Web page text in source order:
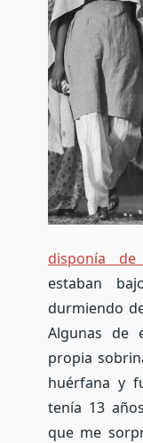
disponía
estaban
durmiendo
Algunas de
propia
huérfana y
tenía 13
que me